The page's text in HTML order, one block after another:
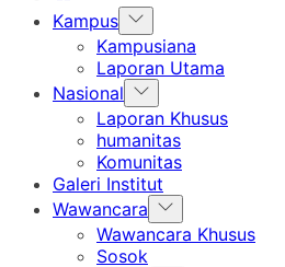
Kampus Show
sub
menu
Kampusiana
Laporan Utama
Nasional Show
sub
menu
Laporan Khusus
humanitas
Komunitas
Galeri Institut
Wawancara Show
sub
Wawancara Khusus
Sosok